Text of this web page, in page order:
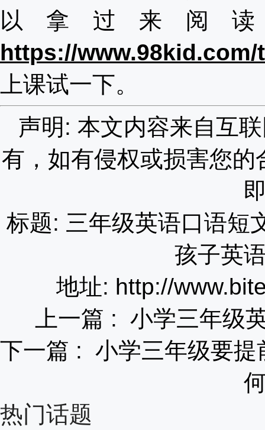
以拿过来阅
https://
上课试一下。
声明: 本文内容来自互
有，如有侵权或损害您
标题: 三年级英语口语短
孩子英
地址: http://
上一篇 : 小学三年级
下一篇 : 小学三年级要
热门话题